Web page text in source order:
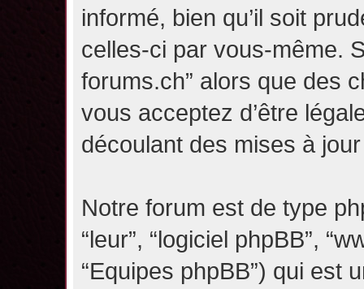
informé, bien qu’il soit
celles-ci par vous-même.
forums.ch” alors que des
vous acceptez d’être
découlant des mises à
Notre forum est de type
“leur”, “logiciel phpBB”,
“Equipes phpBB”) qui est